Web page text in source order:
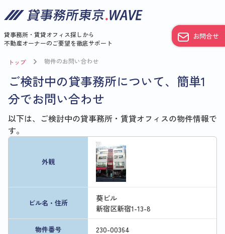
貸事務所・賃貸オフィス探しから
不動産オーナーのご要望を徹底サポート
お問合せ
トップ 物件のお問い合わせ
ご検討中の貸事務所について、簡単1
分でお問い合わせ
以下は、ご検討中の貸事務所・賃貸オフィスの物件情報で
す。
外観
ビル名・住所
葵ビル
新宿区新宿1-13-8
物件番号 230-00364